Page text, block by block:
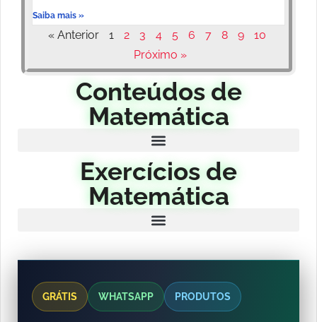
Saiba mais »
« Anterior 1 2 3 4 5 6 7 8 9
10
Próximo »
Conteúdos de
Matemática
Exercícios de
Matemática
GRÁTIS WHATSAPP PRODUTOS